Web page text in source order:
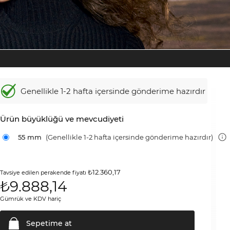
Genellikle 1-2 hafta içersinde gönderime hazırdır
Ürün büyüklüğü ve mevcudiyeti
55 mm (Genellikle 1-2 hafta içersinde gönderime hazırdır)
Tavsiye edilen perakende fiyatı₺12.360,17
₺9.888,14
Gümrük ve KDV hariç
Sepetime at